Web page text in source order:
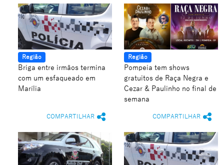
Região
Briga entre irmãos termina
com um esfaqueado em
Marília
COMPARTILHAR
Região
Pompeia tem shows
gratuitos de Raça Negra e
Cezar & Paulinho no final de
semana
COMPARTILHAR